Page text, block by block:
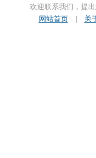
欢迎联系我们，提
网站首页| 关